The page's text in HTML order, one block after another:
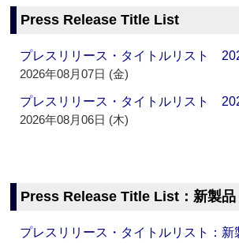
Press Release Title List
プレスリリース・タイトルリスト
2026年08月07日 (金)
プレスリリース・タイトルリスト
2026年08月06日 (木)
Press Release Title List：新製品
プレスリリース・タイトルリスト：